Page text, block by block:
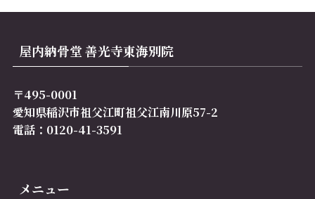
屋内納骨堂 善光寺東海別院
〒495-0001
愛知県稲沢市祖父江町祖父江南川原57-2
電話：0120-41-3591
メニュー